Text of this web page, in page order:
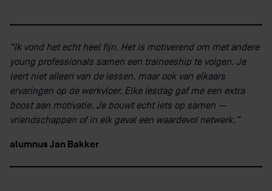
“Ik vond het echt heel fijn. Het is motiverend om met andere
young professionals samen een traineeship te volgen. Je
leert niet alleen van de lessen, maar ook van elkaars
ervaringen op de werkvloer. Elke lesdag gaf me een extra
boost aan motivatie. Je bouwt echt iets op samen —
vriendschappen of in elk geval een waardevol netwerk.”
alumnus Jan Bakker